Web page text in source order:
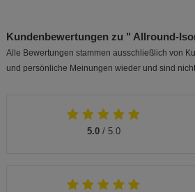
Kundenbewertungen zu " Allround-
Alle Bewertungen stammen ausschließlich von
und persönliche Meinungen wieder und sind
5.0/ 5.0